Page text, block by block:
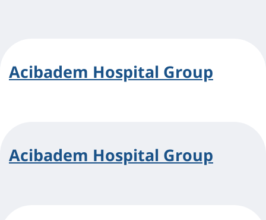
Acibadem Hospital Group
Acibadem Hospital Group